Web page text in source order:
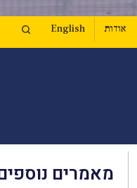
אודות English
מאמרים